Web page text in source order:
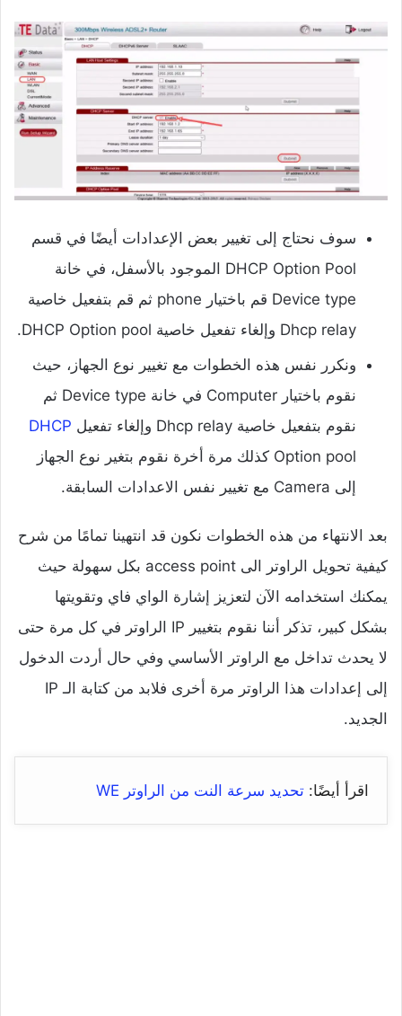
سوف نحتاج إلى تغيير بعض الإعدادات أيضًا في قسم
DHCP Option Pool الموجود بالأسفل، في خانة
Device type قم باختيار phone ثم قم بتفعيل خاصية
Dhcp relay وإلغاء تفعيل خاصية DHCP Option pool.
ونكرر نفس هذه الخطوات مع تغيير نوع الجهاز، حيث
نقوم باختيار Computer في خانة Device type ثم
نقوم بتفعيل خاصية Dhcp relay وإلغاء تفعيل
DHCP
Option pool كذلك مرة أخرة نقوم بتغير نوع الجهاز
إلى Camera مع تغيير نفس الاعدادات السابقة.
بعد الانتهاء من هذه الخطوات نكون قد انتهينا تمامًا من شرح
كيفية تحويل الراوتر الى access point بكل سهولة حيث
يمكنك استخدامه الآن لتعزيز إشارة الواي فاي وتقويتها
بشكل كبير، تذكر أننا نقوم بتغيير IP الراوتر في كل مرة حتى
لا يحدث تداخل مع الراوتر الأساسي وفي حال أردت الدخول
إلى إعدادات هذا الراوتر مرة أخرى فلابد من كتابة الـ IP
الجديد.
اقرأ أيضًا: تحديد سرعة النت من الراوتر WE